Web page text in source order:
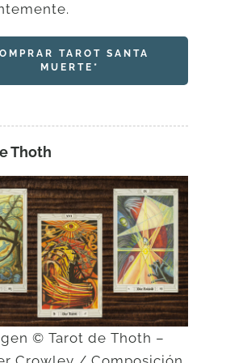
TAROT SANTA
MUERTE*
Thoth
© Tarot de Thoth –